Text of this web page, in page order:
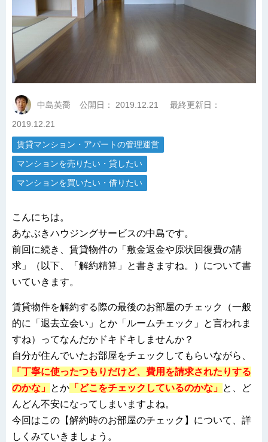
中島英喬 公開日： 2019.12.21
最終更新日：
2019.12.21
賃貸マンション・アパートの管理運営
マンションを売りたい・貸したい
マンションを買いたい・借りたい
こんにちは。
あなぶきハウジングサービスの中島です。
前回に続き、賃貸物件の「敷金返金や原状回復費の請
求」（以下、「解約精算」と書きますね。）について書
いていきます。
賃貸物件を解約する際の最後のお部屋のチェック（一般
的に「退去立会い」とか「ルームチェック」と言われま
すね）ってなんだかドキドキしませんか？
自分が住んでいたお部屋をチェックしてもらいながら、
「丁寧に使ったつもりだけど、費用を請求されたりする
のかな」 とか 「どこをチェックしているのかな」 と、ど
んどん不安になってしまいますよね。
今回はこの【解約時のお部屋のチェック】について、詳
しくみていきましょう。